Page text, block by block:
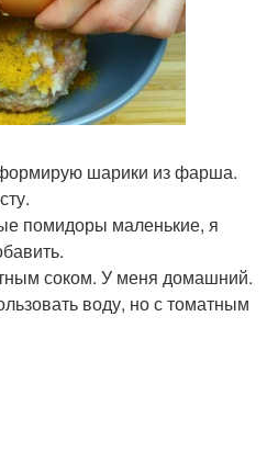
шарики из фарша.
помидоры маленькие, я
соком. У меня домашний.
воду, но с томатным